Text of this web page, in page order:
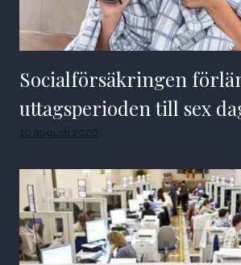
Socialförsäkringen
uttagsperioden till sex
10 augusti 2026